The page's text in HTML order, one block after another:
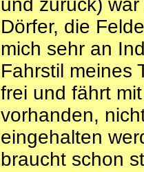
und zurück)
Dörfer, die
mich sehr an
Fahrstil meines
frei und fährt
vorhanden,
eingehalten
braucht schon